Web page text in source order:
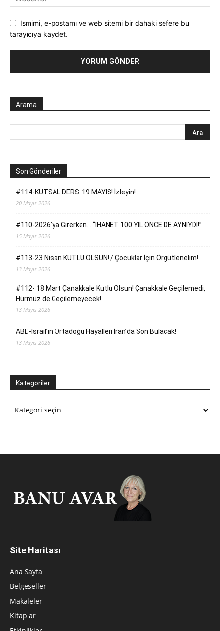
Ismimi, e-postamı ve web sitemi bir dahaki sefere bu
tarayıcıya kaydet.
Arama
Son Gönderiler
#114-KUTSAL DERS: 19 MAYIS! İzleyin!
20 Mayıs 2026
#110-2026’ya Girerken… “İHANET 100 YIL ÖNCE DE AYNIYDI!”
15 Mayıs 2026
#113-23 Nisan KUTLU OLSUN! / Çocuklar İçin Örgütlenelim!
13 Mayıs 2026
#112- 18 Mart Çanakkale Kutlu Olsun! Çanakkale Geçilemedi,
Hürmüz de Geçilemeyecek!
13 Mayıs 2026
ABD-İsrail’in Ortadoğu Hayalleri İran’da Son Bulacak!
13 Mayıs 2026
Kategoriler
Kategoriler
Site Haritası
Ana Sayfa
Belgeseller
Makaleler
Kitaplar